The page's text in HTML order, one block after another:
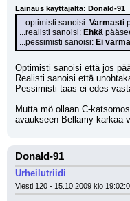
Lainaus käyttäjältä: Donald-91
...optimisti sanoisi: Varmasti
...realisti sanoisi: Ehkä
...pessimisti sanoisi: Ei
Optimisti sanoisi että jos
Realisti sanoisi että
Pessimisti taas ei edes
Mutta mö ollaan C-
avaukseen Bellamy karkaa
Donald-91
Urheilutriidi
Viesti 120 - 15.10.2009 klo